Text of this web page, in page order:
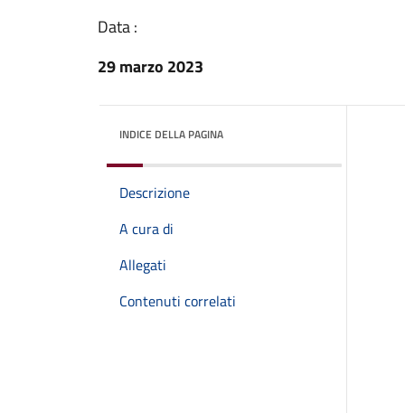
Data :
29 marzo 2023
INDICE DELLA PAGINA
Descrizione
A cura di
Allegati
Contenuti correlati